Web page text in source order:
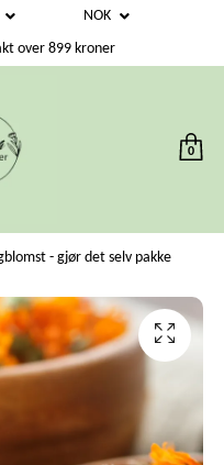
NOK
over 899 kroner
0
- gjør det selv pakke